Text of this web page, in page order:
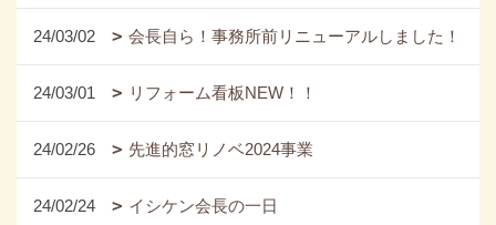
24/03/02 会長自ら！事務所前リニューアルしました！
24/03/01 リフォーム看板NEW！！
24/02/26 先進的窓リノベ2024事業
24/02/24 イシケン会長の一日